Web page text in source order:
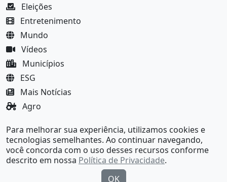
Eleições
Entretenimento
Mundo
Vídeos
Municípios
ESG
Mais Notícias
Agro
MundoBA Black
Para melhorar sua experiência, utilizamos cookies e
tecnologias semelhantes. Ao continuar navegando,
você concorda com o uso desses recursos conforme
descrito em nossa Política de Privacidade.
OK